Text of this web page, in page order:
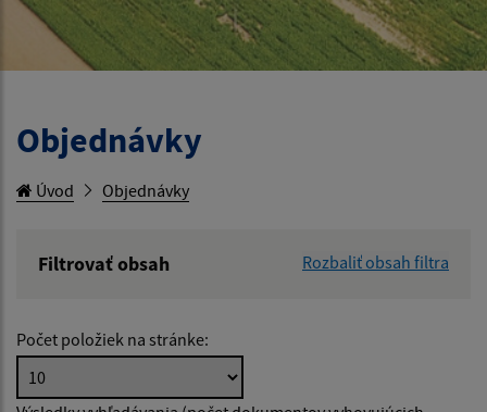
Objednávky
Úvod Objednávky
Filtrovať obsah
Rozbaliť obsah filtra
Hľadať v:
Počet položiek na stránke: